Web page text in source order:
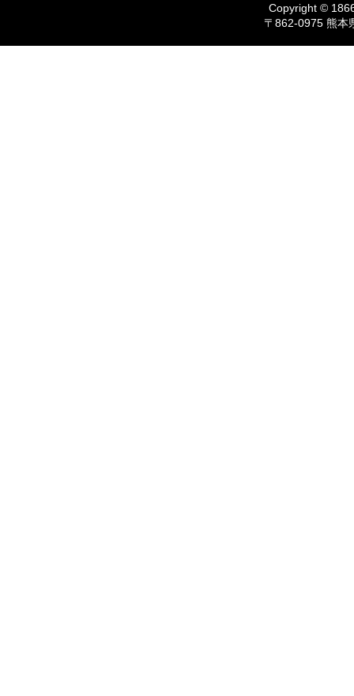
Copyright ©
〒862-0975 熊本